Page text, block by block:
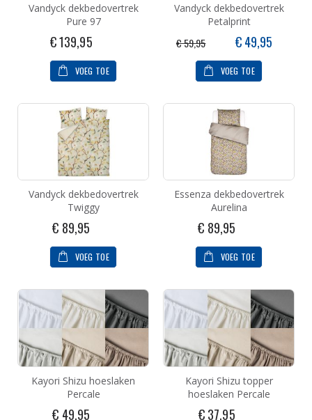
Vandyck dekbedovertrek
Pure 97
€ 139,95
VOEG TOE
Vandyck dekbedovertrek
Petalprint
€ 59,95
Speciale
prijs
€ 49,95
VOEG TOE
Vandyck dekbedovertrek
Twiggy
€ 89,95
VOEG TOE
Essenza dekbedovertrek
Aurelina
€ 89,95
VOEG TOE
Kayori Shizu hoeslaken
Percale
€ 49,95
Kayori Shizu topper
hoeslaken Percale
€ 37,95